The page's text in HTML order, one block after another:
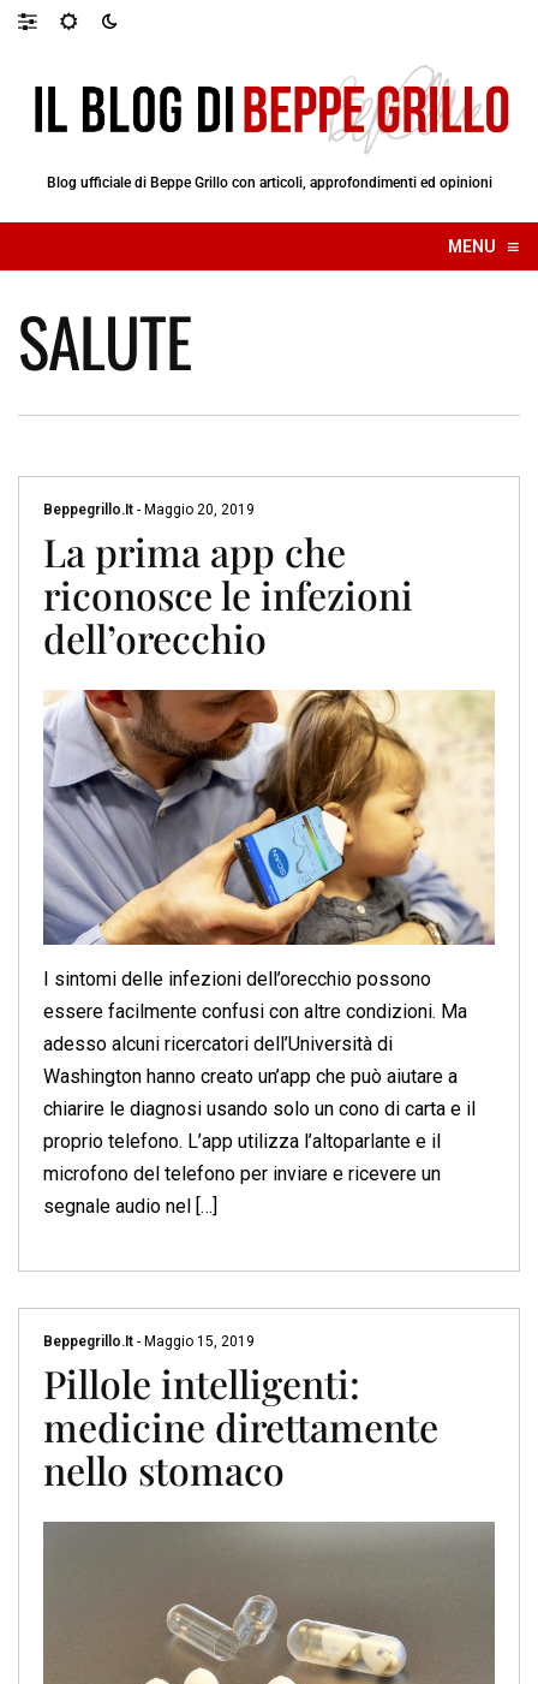
Blog ufficiale di Beppe Grillo con articoli, approfondimenti ed opinioni
MENU ≡
☰
SALUTE
Beppegrillo.it - Maggio 20, 2019
La prima app che
riconosce le infezioni
dell’orecchio
I sintomi delle infezioni dell’orecchio possono
essere facilmente confusi con altre condizioni. Ma
adesso alcuni ricercatori dell’Università di
Washington hanno creato un’app che può aiutare a
chiarire le diagnosi usando solo un cono di carta e il
proprio telefono. L’app utilizza l’altoparlante e il
microfono del telefono per inviare e ricevere un
segnale audio nel […]
Beppegrillo.it - Maggio 15, 2019
Pillole intelligenti:
medicine direttamente
nello stomaco